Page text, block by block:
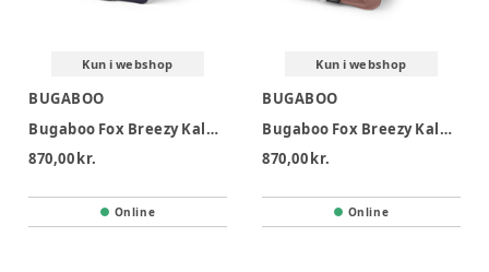
Kun i webshop
BUGABOO
Bugaboo Fox Breezy Kaleche - Deep Indigo
870,00 kr.
Online
Kun i webshop
BUGABOO
Bugaboo Fox Breezy Kaleche - Dusty Pink
870,00 kr.
Online